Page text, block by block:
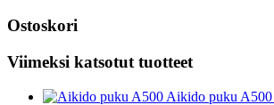
Ostoskori
Viimeksi katsotut tuotteet
Aikido puku A500